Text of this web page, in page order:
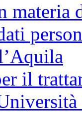
materia
il